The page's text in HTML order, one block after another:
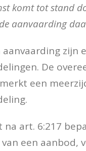
komt tot stand
aanvaarding
zijn
De
een
na art. 6:217
een aanbod,